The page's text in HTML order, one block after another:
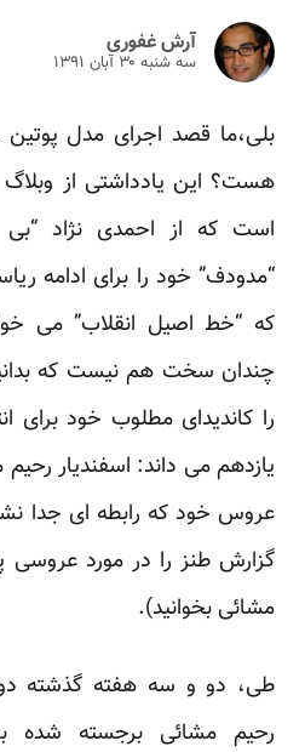
آرش غفوری
سه شنبه ۳۰ آبان ۱۳۹۱
بلی،ما قصد اجرای مدل
هست؟ این یادداشتی از وبلاگ
است که از احمدی نژاد “بی
“مدودف” خود را برای ادامه
که “خط اصیل انقلاب” می
چندان سخت هم نیست که
را کاندیدای مطلوب خود برای
یازدهم می داند: اسفندیار
عروس خود که رابطه ای جدا
گزارش طنز را در مورد عروسی
مشائی بخوانید).
طی، دو و سه هفته گذشته دو
رحیم مشائی برجسته شده